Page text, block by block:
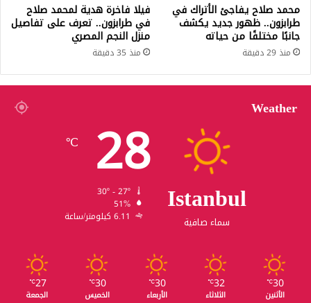
محمد صلاح يفاجئ الأتراك في
طرابزون.. ظهور جديد يكشف
جانبًا مختلفًا من حياته
منذ 29 دقيقة
فيلا فاخرة هدية لمحمد صلاح
في طرابزون.. تعرف على تفاصيل
منزل النجم المصري
منذ 35 دقيقة
Weather
Istanbul
سماء صافية
28
℃
51%
6.11 كيلومتر/ساعة
30
℃
الأثنين
32
℃
الثلاثاء
30
℃
الأربعاء
30
℃
الخميس
27
℃
الجمعة